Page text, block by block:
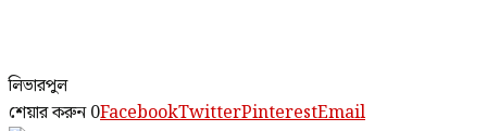
লিভারপুল
শেয়ার করুন 0FacebookTwitterPinterestEmail